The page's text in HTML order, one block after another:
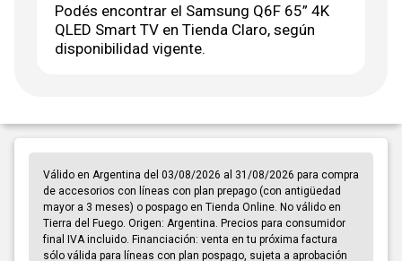
Podés encontrar el Samsung Q6F 65” 4K
QLED Smart TV en Tienda Claro, según
disponibilidad vigente.
Válido en Argentina del 03/08/2026 al 31/08/2026 para compra
de accesorios con líneas con plan prepago (con antigüedad
mayor a 3 meses) o pospago en Tienda Online. No válido en
Tierra del Fuego. Origen: Argentina. Precios para consumidor
final IVA incluido. Financiación: venta en tu próxima factura
sólo válida para líneas con plan pospago, sujeta a aprobación